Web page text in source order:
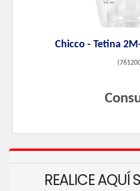
Chicco - Tetina
(
REALICE AQUÍ